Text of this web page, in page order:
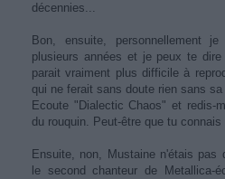
décennies...
Bon, ensuite, personnellement
plusieurs années et je peux te
parait vraiment plus difficile à
qui ne ferait sans doute rien sans sa
Ecoute "Dialectic Chaos" et redis-
du rouquin. Peut-être que tu
Ensuite, non, Mustaine n'étais pas
le second chanteur de Metallica-